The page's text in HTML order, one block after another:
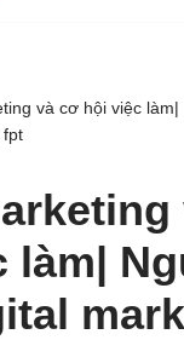
và cơ hội việc
fpt
làm|